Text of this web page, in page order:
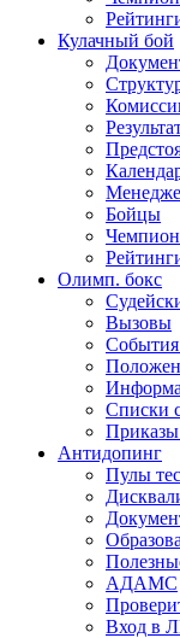
Кулачный бой
Бойцы
Олимп. бокс
Вызовы
События
Списки
Антидопинг
Пулы
АДАМС
Вход в